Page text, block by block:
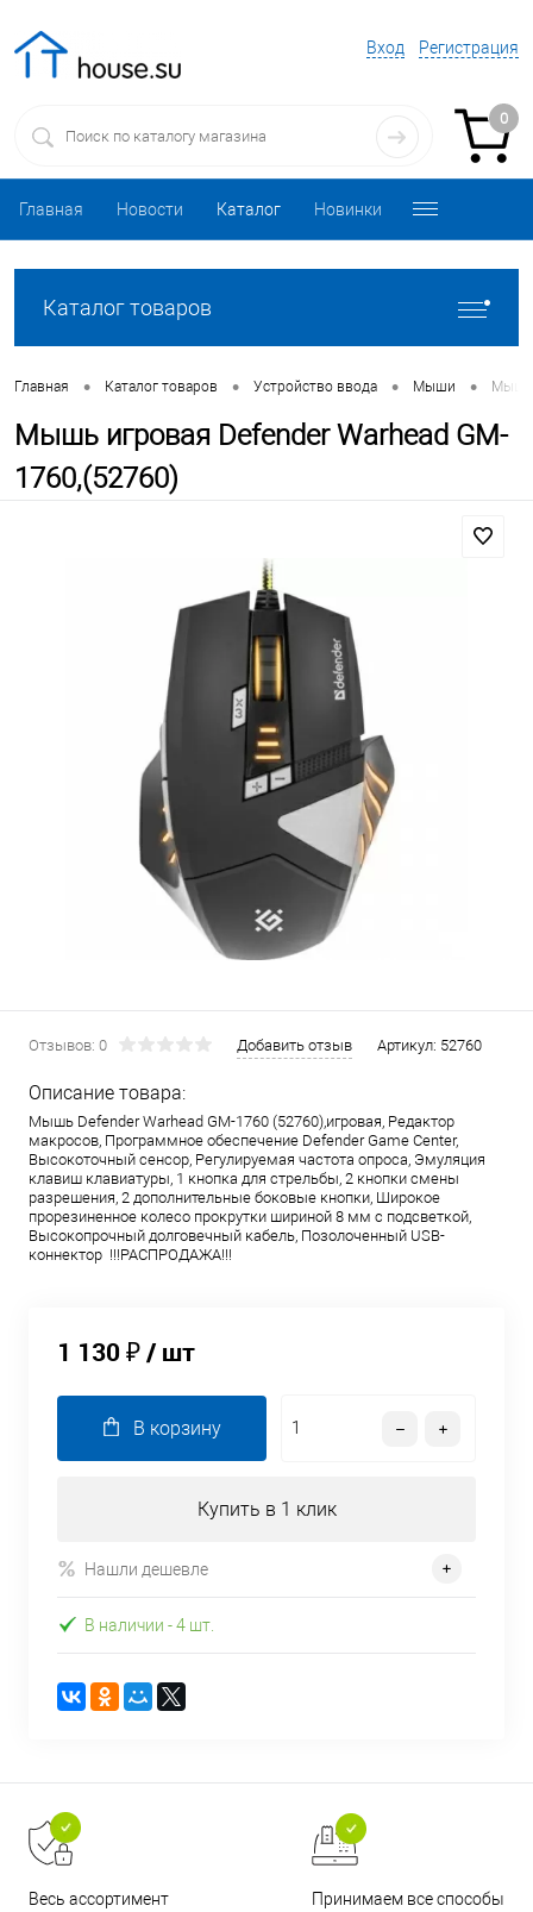
Вход Регистрация
0
Главная Новости Каталог Новинки
Каталог товаров
Главная • Каталог товаров • Устройство ввода • Мыши • Мыши
Мышь игровая Defender Warhead GM-
1760,(52760)
Отзывов: 0 Добавить отзыв Артикул: 52760
Описание товара:
Мышь Defender Warhead GM-1760 (52760),игровая, Редактор
макросов, Программное обеспечение Defender Game Center,
Высокоточный сенсор, Регулируемая частота опроса, Эмуляция
клавиш клавиатуры, 1 кнопка для стрельбы, 2 кнопки смены
разрешения, 2 дополнительные боковые кнопки, Широкое
прорезиненное колесо прокрутки шириной 8 мм с подсветкой,
Высокопрочный долговечный кабель, Позолоченный USB-
коннектор !!!РАСПРОДАЖА!!!
1 130 ₽/ шт
В корзину
Купить в 1 клик
Нашли дешевле
В наличии - 4 шт.
Весь ассортимент
Принимаем все способы